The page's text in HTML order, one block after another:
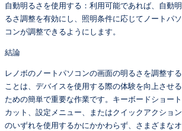
自動明るさを使用する：利用可能であれば、自動明
るさ調整を有効にし、照明条件に応じてノートパソ
コンが調整できるようにします。
結論
レノボのノートパソコンの画面の明るさを調整する
ことは、デバイスを使用する際の体験を向上させる
ための簡単で重要な作業です。キーボードショート
カット、設定メニュー、またはクイックアクション
のいずれを使用するかにかかわらず、さまざまなオ